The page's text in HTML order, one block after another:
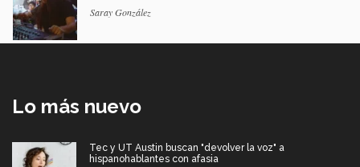
Saray González
Lo más nuevo
Tec y UT Austin buscan "devolver la voz" a
hispanohablantes con afasia